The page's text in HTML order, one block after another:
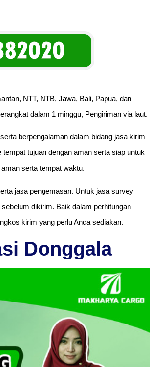
NTT, NTB, Jawa, Bali, Papua, dan
dalam 1 minggu, Pengiriman via laut.
berpengalaman dalam bidang jasa kirim
tujuan dengan aman serta siap untuk
serta tempat waktu.
jasa pengemasan. Untuk jasa survey
dikirim. Baik dalam perhitungan
kirim yang perlu Anda sediakan.
Donggala